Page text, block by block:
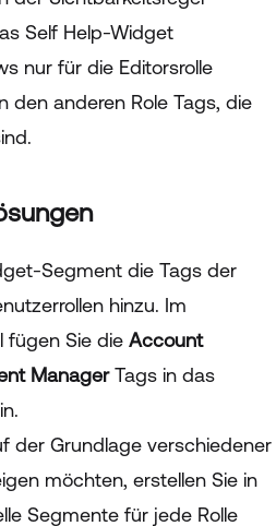
Self Help-Widget
nur für die Editorsrolle
den anderen Role Tags, die
Segment die Tags der
hinzu. Im
fügen Sie die Account
ManagerTags in das
der Grundlage verschiedener
möchten, erstellen Sie in
Segmente für jede Rolle